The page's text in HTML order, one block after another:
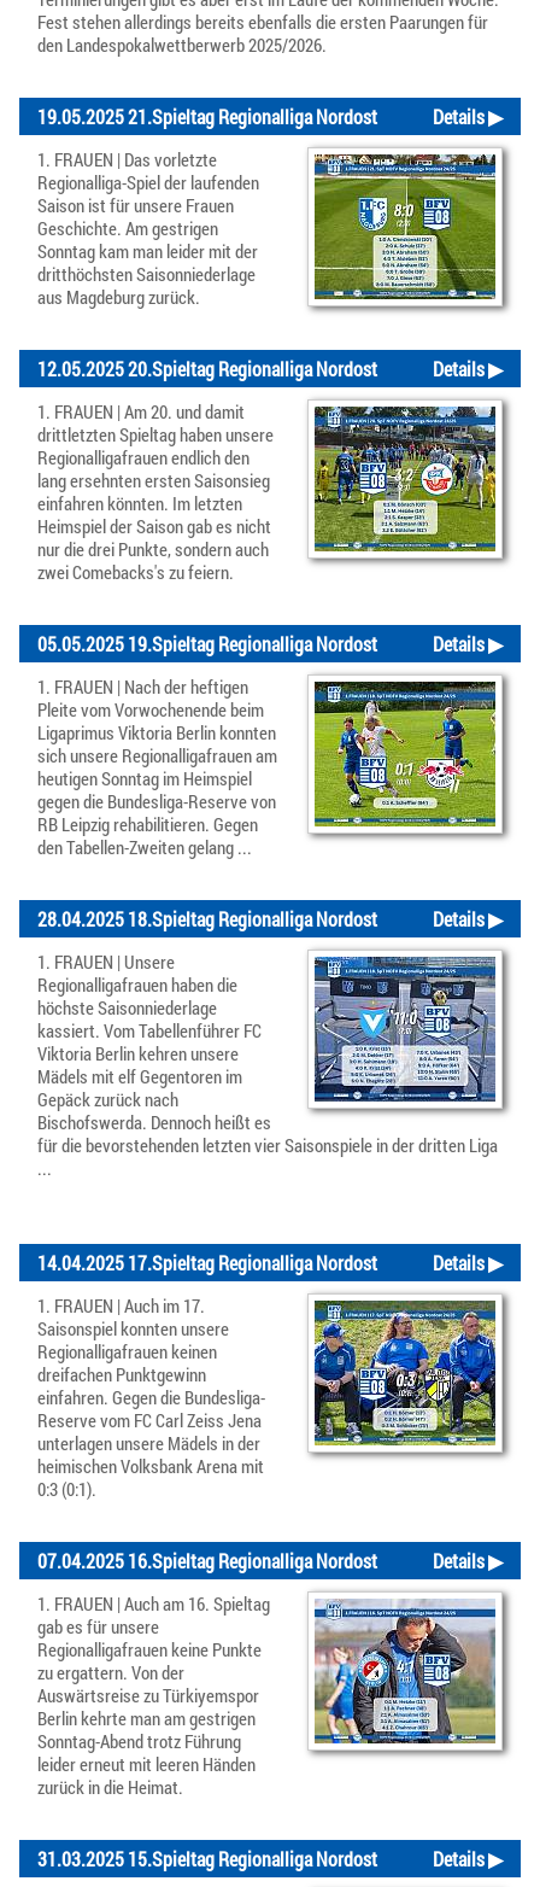
Fest stehen allerdings bereits ebenfalls die ersten Paarungen für
den Landespokalwettberwerb 2025/2026.
Details ▶
19.05.2025 21.Spieltag Regionalliga Nordost
1. FRAUEN | Das vorletzte
Regionalliga-Spiel der laufenden
Saison ist für unsere Frauen
Geschichte. Am gestrigen
Sonntag kam man leider mit der
dritthöchsten Saisonniederlage
aus Magdeburg zurück.
Details ▶
12.05.2025 20.Spieltag Regionalliga Nordost
1. FRAUEN | Am 20. und damit
drittletzten Spieltag haben unsere
Regionalligafrauen endlich den
lang ersehnten ersten Saisonsieg
einfahren könnten. Im letzten
Heimspiel der Saison gab es nicht
nur die drei Punkte, sondern auch
zwei Comebacks's zu feiern.
Details ▶
05.05.2025 19.Spieltag Regionalliga Nordost
1. FRAUEN | Nach der heftigen
Pleite vom Vorwochenende beim
Ligaprimus Viktoria Berlin konnten
sich unsere Regionalligafrauen am
heutigen Sonntag im Heimspiel
gegen die Bundesliga-Reserve von
RB Leipzig rehabilitieren. Gegen
den Tabellen-Zweiten gelang ...
Details ▶
28.04.2025 18.Spieltag Regionalliga Nordost
1. FRAUEN | Unsere
Regionalligafrauen haben die
höchste Saisonniederlage
kassiert. Vom Tabellenführer FC
Viktoria Berlin kehren unsere
Mädels mit elf Gegentoren im
Gepäck zurück nach
Bischofswerda. Dennoch heißt es
für die bevorstehenden letzten vier Saisonspiele in der dritten Liga
...
Details ▶
14.04.2025 17.Spieltag Regionalliga Nordost
1. FRAUEN | Auch im 17.
Saisonspiel konnten unsere
Regionalligafrauen keinen
dreifachen Punktgewinn
einfahren. Gegen die Bundesliga-
Reserve vom FC Carl Zeiss Jena
unterlagen unsere Mädels in der
heimischen Volksbank Arena mit
0:3 (0:1).
Details ▶
07.04.2025 16.Spieltag Regionalliga Nordost
1. FRAUEN | Auch am 16. Spieltag
gab es für unsere
Regionalligafrauen keine Punkte
zu ergattern. Von der
Auswärtsreise zu Türkiyemspor
Berlin kehrte man am gestrigen
Sonntag-Abend trotz Führung
leider erneut mit leeren Händen
zurück in die Heimat.
Details ▶
31.03.2025 15.Spieltag Regionalliga Nordost